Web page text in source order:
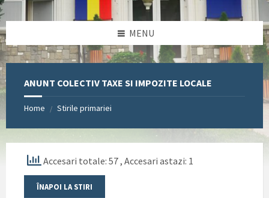
MENU
ANUNT COLECTIV TAXE SI IMPOZITE LOCALE
Home / Stirile primariei
Accesari totale: 57, Accesari astazi: 1